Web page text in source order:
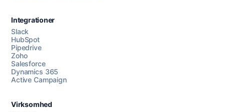
Chat med os
Integrationer
Slack
HubSpot
Pipedrive
Zoho
Salesforce
Dynamics 365
Active Campaign
Virksomhed